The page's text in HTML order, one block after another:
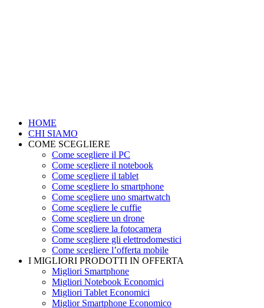
HOME
CHI SIAMO
COME SCEGLIERE
Come scegliere il PC
Come scegliere il notebook
Come scegliere il tablet
Come scegliere lo smartphone
Come scegliere uno smartwatch
Come scegliere le cuffie
Come scegliere un drone
Come scegliere la fotocamera
Come scegliere gli elettrodomestici
Come scegliere l’offerta mobile
I MIGLIORI PRODOTTI IN OFFERTA
Migliori Smartphone
Migliori Notebook Economici
Migliori Tablet Economici
Miglior Smartphone Economico